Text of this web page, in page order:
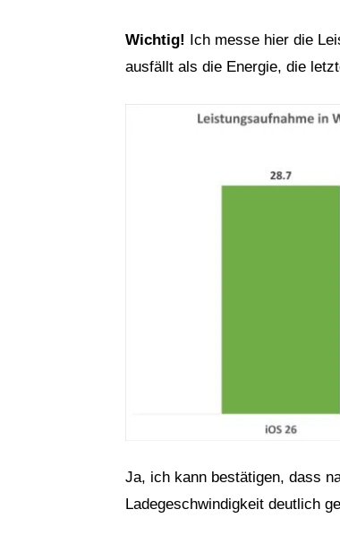
Wichtig!
Ich messe hier die
ausfällt als die Energie, die
Ja, ich kann bestätigen, dass
Ladegeschwindigkeit deutlich